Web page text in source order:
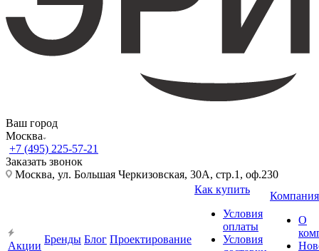
Ваш город
Москва
+7 (495) 225-57-21
Заказать звонок
Москва, ул. Большая Черкизовская, 30А, стр.1, оф.230
Акции
Бренды Блог Проектирование
Как купить
Условия
оплаты
Условия
Компания
О